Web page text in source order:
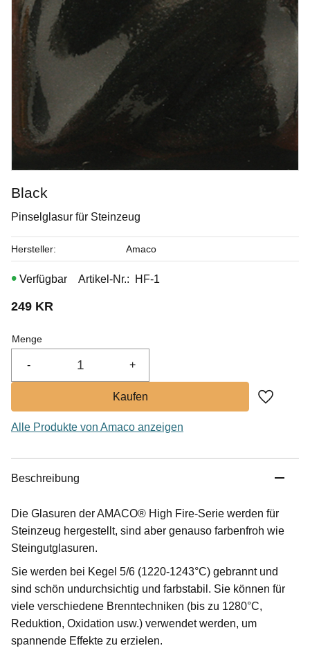
Penselglasyr för stengods
Black
Pinselglasur für Steinzeug
249 KR
Menge
+
-
Zu
Artikel-Nr. HF-1
Hersteller Amaco
Alle Produkte von Amaco anzeigen
Beschreibung
Die Glasuren der AMACO® High Fire-Serie werden für
Steinzeug hergestellt, sind aber genauso farbenfroh wie
Steingutglasuren.
Sie werden bei Kegel 5/6 (1220-1243°C) gebrannt und
sind schön undurchsichtig und farbstabil. Sie können für
viele verschiedene Brenntechniken (bis zu 1280°C,
Reduktion, Oxidation usw.) verwendet werden, um
spannende Effekte zu erzielen.